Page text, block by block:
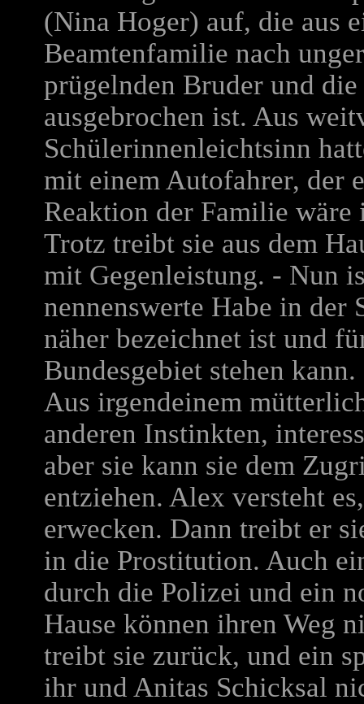
(Nina Hoger) auf, die aus
Beamtenfamilie nach
prügelnden Bruder und
ausgebrochen ist. Aus
Schülerinnenleichtsinn
mit einem Autofahrer, der
Reaktion der Familie
Trotz treibt sie aus dem
mit Gegenleistung. - Nun
nennenswerte Habe in der
näher bezeichnet ist und
Bundesgebiet stehen kann.
Aus irgendeinem
anderen Instinkten,
aber sie kann sie dem
entziehen. Alex versteht
erwecken. Dann treibt er
in die Prostitution. Auch
durch die Polizei und ein
Hause können ihren Weg
treibt sie zurück, und ein
ihr und Anitas Schicksal